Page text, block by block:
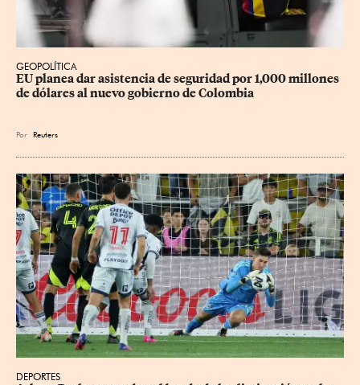
GEOPOLÍTICA
EU planea dar asistencia de seguridad por 1,000 millones
de dólares al nuevo gobierno de Colombia
Por Reuters
DEPORTES